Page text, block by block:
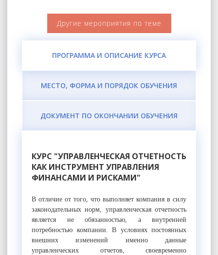
Другие мероприятия по теме
ПРОГРАММА И ОПИСАНИЕ КУРСА
МЕСТО, ФОРМА И ПОРЯДОК ОБУЧЕНИЯ
ДОКУМЕНТ ПО ОКОНЧАНИИ ОБУЧЕНИЯ
КУРС "УПРАВЛЕНЧЕСКАЯ ОТЧЕТНОСТЬ
КАК ИНСТРУМЕНТ УПРАВЛЕНИЯ
ФИНАНСАМИ И РИСКАМИ"
В отличие от того, что выполняет компания в силу
законодательных норм, управленческая отчетность
является не обязанностью, а внутренней
потребностью компании. В условиях постоянных
внешних изменений именно данные
управленческих отчетов, своевременно